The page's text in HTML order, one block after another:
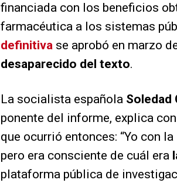
financiada con los beneficios
farmacéutica a los sistemas
definitiva se aprobó en marzo
desaparecido del texto.
La socialista española Soledad
ponente del informe, explica
que ocurrió entonces: “Yo con
pero era consciente de cuál era
plataforma pública de